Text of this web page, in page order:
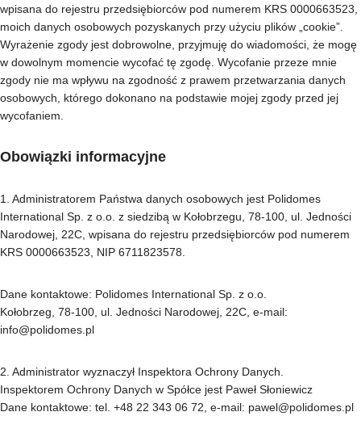
wpisana do rejestru przedsiębiorców pod numerem KRS 0000663523,
moich danych osobowych pozyskanych przy użyciu plików „cookie”.
Wyrażenie zgody jest dobrowolne, przyjmuję do wiadomości, że mogę
w dowolnym momencie wycofać tę zgodę. Wycofanie przeze mnie
zgody nie ma wpływu na zgodność z prawem przetwarzania danych
osobowych, którego dokonano na podstawie mojej zgody przed jej
wycofaniem.
Obowiązki informacyjne
1. Administratorem Państwa danych osobowych jest Polidomes
International Sp. z o.o. z siedzibą w Kołobrzegu, 78-100, ul. Jedności
Narodowej, 22C, wpisana do rejestru przedsiębiorców pod numerem
KRS 0000663523, NIP 6711823578.
Dane kontaktowe: Polidomes International Sp. z o.o.
Kołobrzeg, 78-100, ul. Jedności Narodowej, 22C, e‑mail:
info@polidomes.pl
2. Administrator wyznaczył Inspektora Ochrony Danych.
Inspektorem Ochrony Danych w Spółce jest Paweł Słoniewicz
Dane kontaktowe: tel. +48 22 343 06 72, e‑mail: pawel@polidomes.pl